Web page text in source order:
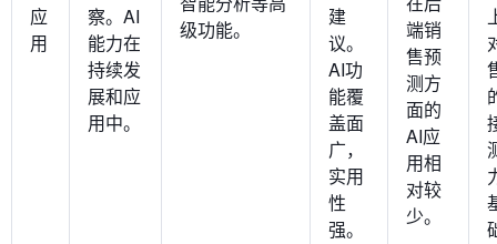
应
用
察。AI
能力在
持续发
展和应
用中。
级功能。
建
议。
AI功
能覆
盖面
广，
实用
性
强。
端销
售预
测方
面的
AI应
用相
对较
少。